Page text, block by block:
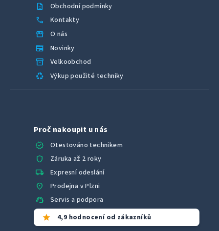
description Obchodní podmínky
call Kontakty
storefront O nás
newspaper Novinky
inventory_2 Velkoobchod
recycling Výkup použité techniky
Proč nakoupit u nás
verified
Otestováno technikem
shield Záruka až 2 roky
local_shipping Expresní odeslání
location_on Prodejna v Plzni
support_agent Servis a podpora
star 4,9 hodnocení od zákazníků